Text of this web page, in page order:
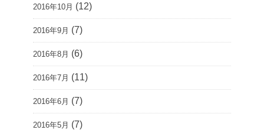
2016年10月 (12)
2016年9月 (7)
2016年8月 (6)
2016年7月 (11)
2016年6月 (7)
2016年5月 (7)